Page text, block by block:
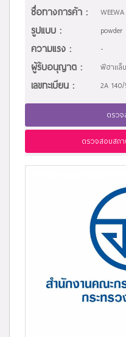
ชื่อทางการค้า :
รูปแบบ : powder
ความแรง : -
ผู้รับอนุญาต : ฟีฮาแล็
เลขทะเบียน : 2A 140/
ตรวจ
ตรวจสอบสถ